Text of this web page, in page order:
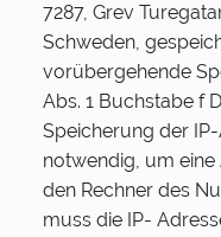
7287, Grev
Schweden,
vorübergehende
Abs. 1 Buchstabe f
Speicherung der
notwendig, um
den Rechner des
muss die IP-